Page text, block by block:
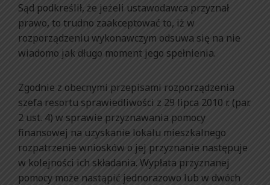
Sąd podkreślił, że jeżeli ustawodawca przyznał
prawo, to trudno zaakceptować to, iż w
rozporządzeniu wykonawczym odsuwa się na nie
wiadomo jak długo moment jego spełnienia.
Zgodnie z obecnymi przepisami rozporządzenia
szefa resortu sprawiedliwości z 29 lipca 2010 r. (par.
2 ust. 4) w sprawie przyznawania pomocy
finansowej na uzyskanie lokalu mieszkalnego
rozpatrzenie wniosków o jej przyznanie następuje
w kolejności ich składania. Wypłata przyznanej
pomocy może nastąpić jednorazowo lub w dwóch